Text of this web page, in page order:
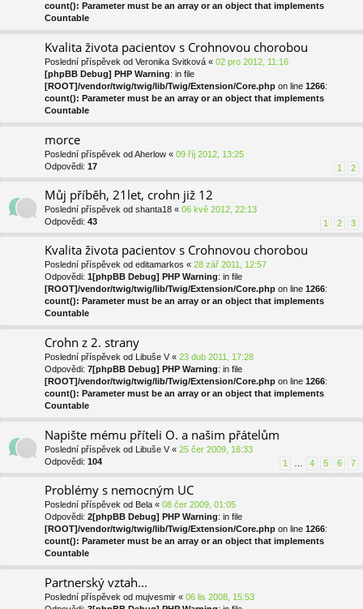
count(): Parameter must be an array or an object that implements
Countable
Kvalita života pacientov s Crohnovou chorobou
Poslední příspěvek od Veronika Svitková « 02 pro 2012, 11:16
[phpBB Debug] PHP Warning: in file
[ROOT]/vendor/twig/twig/lib/Twig/Extension/Core.php on line 1266:
count(): Parameter must be an array or an object that implements
Countable
morce
Poslední příspěvek odAherlow « 09 říj 2012, 13:25
Odpovědi: 17 1 2
Můj příběh, 21let, crohn již 12
Poslední příspěvek od shanta18 « 06 kvě 2012, 22:13
Odpovědi: 43 1 2 3
Kvalita života pacientov s Crohnovou chorobou
Poslední příspěvek od editamarkos « 28 zář 2011, 12:57
Odpovědi: 1[phpBB Debug] PHP Warning: in file
[ROOT]/vendor/twig/twig/lib/Twig/Extension/Core.php on line 1266:
count(): Parameter must be an array or an object that implements
Countable
Crohn z 2. strany
Poslední příspěvek od Libuše V « 23 dub 2011, 17:28
Odpovědi: 7[phpBB Debug] PHP Warning: in file
[ROOT]/vendor/twig/twig/lib/Twig/Extension/Core.php on line 1266:
count(): Parameter must be an array or an object that implements
Countable
Napište mému příteli O. a našim přátelům
Poslední příspěvek od Libuše V « 25 čer 2009, 16:33
Odpovědi: 104 1 4 5 6 7
Problémy s nemocným UC
Poslední příspěvek od Bela « 08 čer 2009, 01:05
Odpovědi: 2[phpBB Debug] PHP Warning: in file
[ROOT]/vendor/twig/twig/lib/Twig/Extension/Core.php on line 1266:
count(): Parameter must be an array or an object that implements
Countable
Partnerský vztah...
Poslední příspěvek od mujvesmir « 06 lis 2008, 15:53